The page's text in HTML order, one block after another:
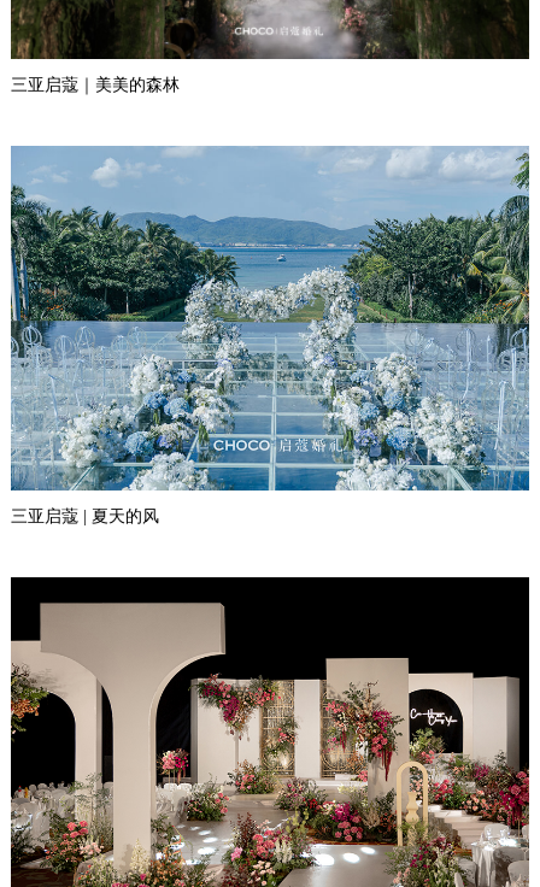
三亚启蔻｜美美的森林
三亚启蔻 | 夏天的风